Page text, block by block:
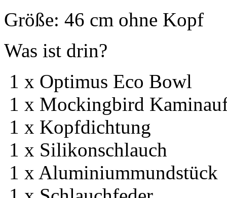
Größe: 46 cm ohne Kopf
Was ist drin?
1 x Optimus Eco Bowl
1 x Mockingbird
1 x Kopfdichtung
1 x Silikonschlauch
1 x Aluminiummundstück